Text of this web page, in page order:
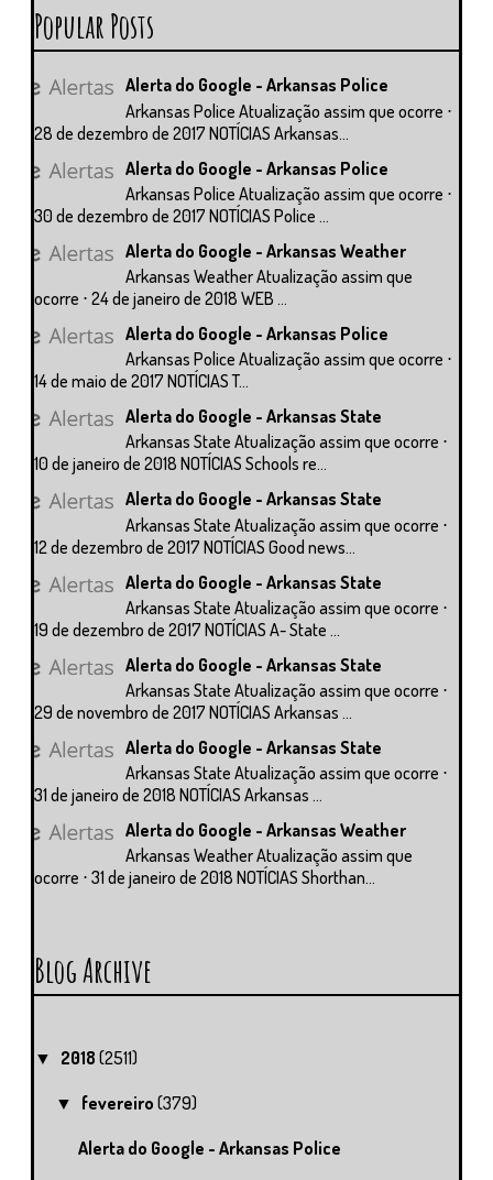
Popular Posts
Alerta do Google - Arkansas Police
Arkansas Police Atualização assim que ocorre ⋅
28 de dezembro de 2017 NOTÍCIAS Arkansas...
Alerta do Google - Arkansas Police
Arkansas Police Atualização assim que ocorre ⋅
30 de dezembro de 2017 NOTÍCIAS Police ...
Alerta do Google - Arkansas Weather
Arkansas Weather Atualização assim que
ocorre ⋅ 24 de janeiro de 2018 WEB ...
Alerta do Google - Arkansas Police
Arkansas Police Atualização assim que ocorre ⋅
14 de maio de 2017 NOTÍCIAS T...
Alerta do Google - Arkansas State
Arkansas State Atualização assim que ocorre ⋅
10 de janeiro de 2018 NOTÍCIAS Schools re...
Alerta do Google - Arkansas State
Arkansas State Atualização assim que ocorre ⋅
12 de dezembro de 2017 NOTÍCIAS Good news...
Alerta do Google - Arkansas State
Arkansas State Atualização assim que ocorre ⋅
19 de dezembro de 2017 NOTÍCIAS A- State ...
Alerta do Google - Arkansas State
Arkansas State Atualização assim que ocorre ⋅
29 de novembro de 2017 NOTÍCIAS Arkansas ...
Alerta do Google - Arkansas State
Arkansas State Atualização assim que ocorre ⋅
31 de janeiro de 2018 NOTÍCIAS Arkansas ...
Alerta do Google - Arkansas Weather
Arkansas Weather Atualização assim que
ocorre ⋅ 31 de janeiro de 2018 NOTÍCIAS Shorthan...
Blog Archive
▼ 2018 (2511)
▼ fevereiro(379)
Alerta do Google - Arkansas Police